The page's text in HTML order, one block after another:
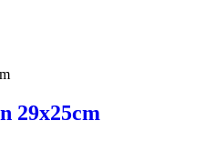
29x25cm